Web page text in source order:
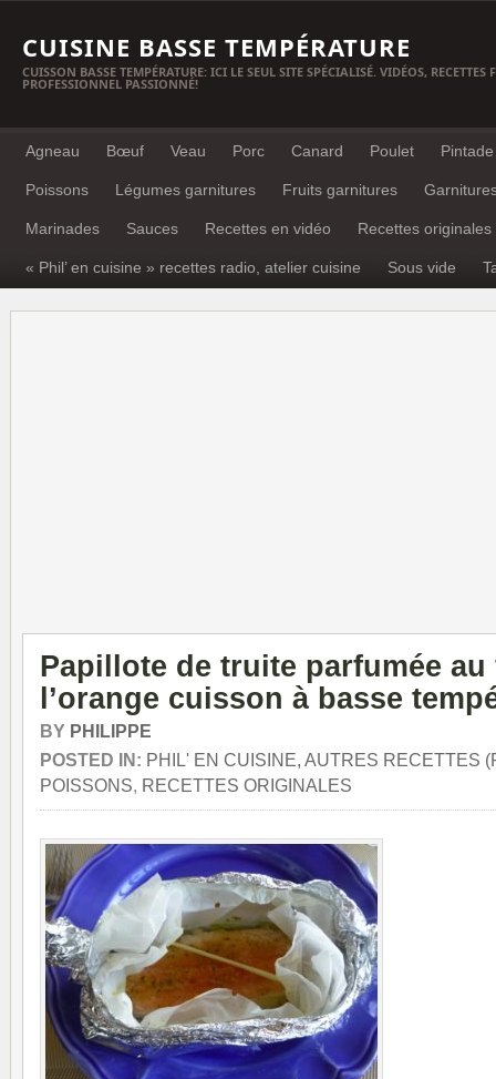
CUISINE BASSE TEMPÉRATURE
CUISSON BASSE TEMPÉRATURE: ICI LE SEUL SITE SPÉCIALISÉ. VIDÉOS, RECETTES
PROFESSIONNEL PASSIONNÉ!
Agneau Bœuf Veau Porc Canard Poulet Pintade
Poissons Légumes garnitures Fruits garnitures
Marinades Sauces Recettes en vidéo Recettes originales
« Phil’ en cuisine » recettes radio, atelier cuisine Sous vide
Papillote de truite parfumée
l’orange cuisson à basse
BY PHILIPPE
POSTED IN: PHIL' EN CUISINE, AUTRES RECETTES
POISSONS, RECETTES ORIGINALES